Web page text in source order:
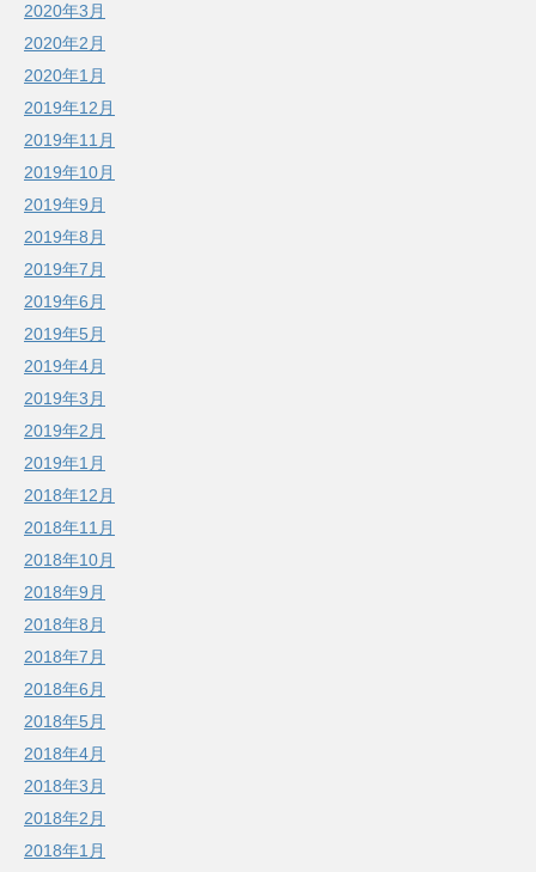
2020年3月
2020年2月
2020年1月
2019年12月
2019年11月
2019年10月
2019年9月
2019年8月
2019年7月
2019年6月
2019年5月
2019年4月
2019年3月
2019年2月
2019年1月
2018年12月
2018年11月
2018年10月
2018年9月
2018年8月
2018年7月
2018年6月
2018年5月
2018年4月
2018年3月
2018年2月
2018年1月